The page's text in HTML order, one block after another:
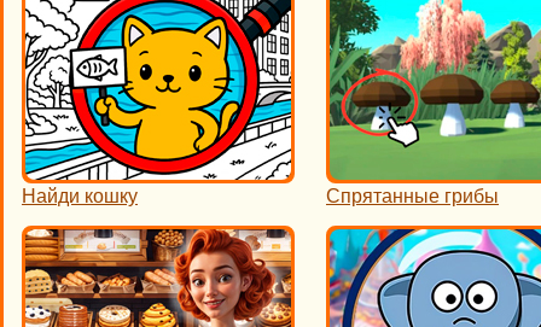
Найди кошку Спрятанные грибы